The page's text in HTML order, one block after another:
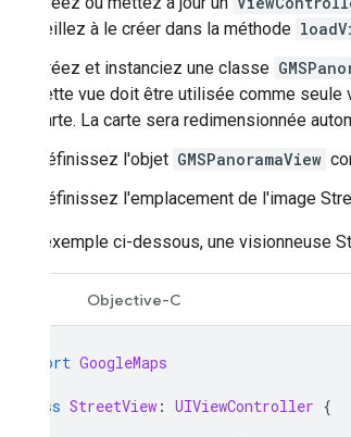
veillez à le créer dans la méthode
Créez et instanciez une classe
cette vue doit être utilisée comme seule
carte. La carte sera redimensionnée
Définissez l'objet GMSPanoramaView
Définissez l'emplacement de l'image
Dans l'exemple ci-dessous, une visionneuse
Objective-C
import GoogleMaps
class StreetView : UIViewController {